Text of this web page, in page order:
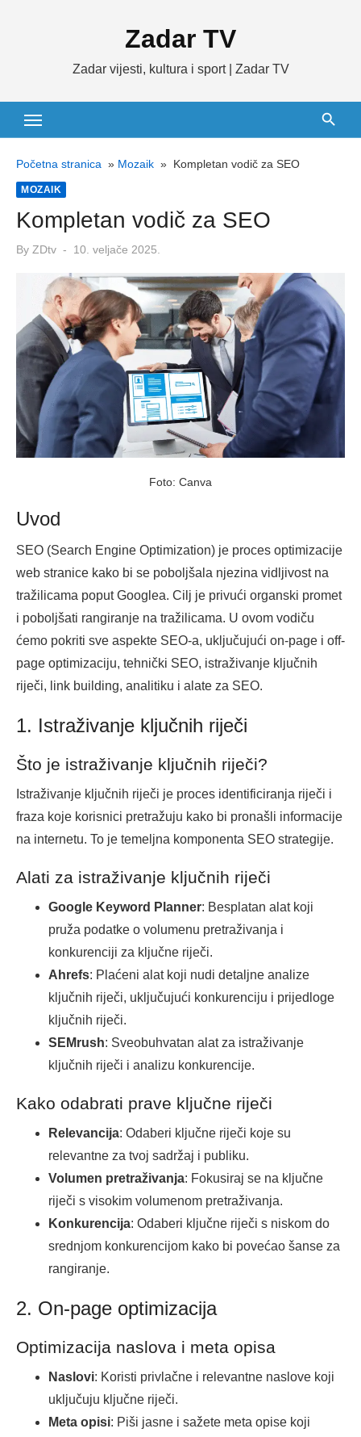
Zadar TV
Zadar vijesti, kultura i sport | Zadar TV
Početna stranica » Mozaik » Kompletan vodič za SEO
MOZAIK
Kompletan vodič za SEO
By ZDtv
Posted
10. veljače 2025.
Foto: Canva
Uvod
SEO (Search Engine Optimization) je proces optimizacije
web stranice kako bi se poboljšala njezina vidljivost na
tražilicama poput Googlea. Cilj je privući organski promet
i poboljšati rangiranje na tražilicama. U ovom vodiču
ćemo pokriti sve aspekte SEO-a, uključujući on-page i off-
page optimizaciju, tehnički SEO, istraživanje ključnih
riječi, link building, analitiku i alate za SEO.
1. Istraživanje ključnih riječi
Što je istraživanje ključnih riječi?
Istraživanje ključnih riječi je proces identificiranja riječi i
fraza koje korisnici pretražuju kako bi pronašli informacije
na internetu. To je temeljna komponenta SEO strategije.
Alati za istraživanje ključnih riječi
Google Keyword Planner: Besplatan alat koji
pruža podatke o volumenu pretraživanja i
konkurenciji za ključne riječi.
Ahrefs: Plaćeni alat koji nudi detaljne analize
ključnih riječi, uključujući konkurenciju i prijedloge
ključnih riječi.
SEMrush: Sveobuhvatan alat za istraživanje
ključnih riječi i analizu konkurencije.
Kako odabrati prave ključne riječi
Relevancija: Odaberi ključne riječi koje su
relevantne za tvoj sadržaj i publiku.
Volumen pretraživanja: Fokusiraj se na ključne
riječi s visokim volumenom pretraživanja.
Konkurencija: Odaberi ključne riječi s niskom do
srednjom konkurencijom kako bi povećao šanse za
rangiranje.
2. On-page optimizacija
Optimizacija naslova i meta opisa
Naslovi: Koristi privlačne i relevantne naslove koji
uključuju ključne riječi.
Meta opisi: Piši jasne i sažete meta opise koji